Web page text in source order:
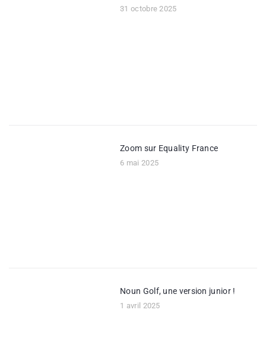
31 octobre 2025
Zoom sur Equality France
6 mai 2025
Noun Golf, une version junior !
1 avril 2025